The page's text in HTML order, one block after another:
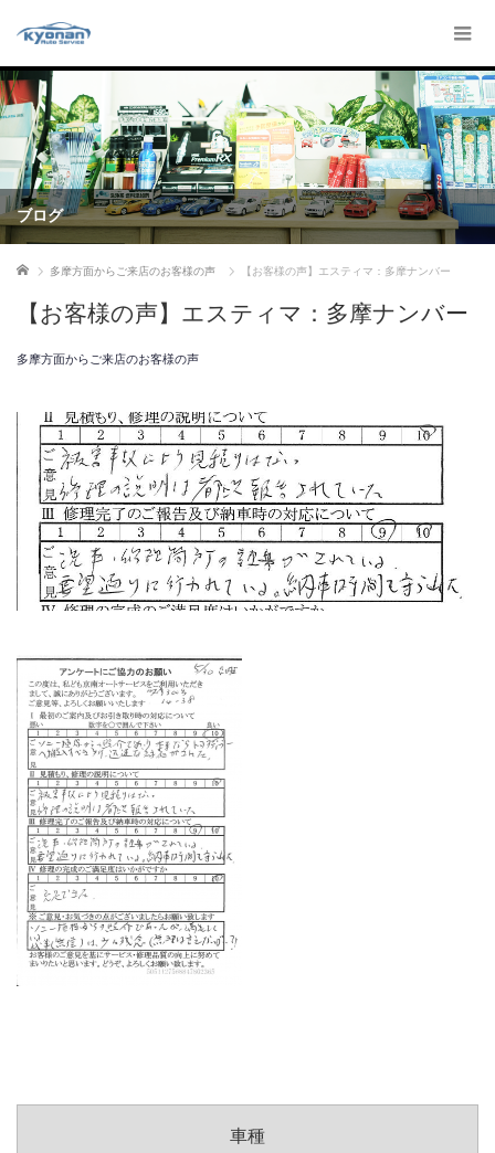
ブログ
ホーム 多摩方面からご来店のお客様の声 【お客様の声】エスティマ：多摩ナンバー
【お客様の声】エスティマ：多摩ナンバー
多摩方面からご来店のお客様の声
車種